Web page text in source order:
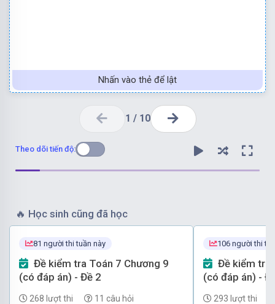
Nhấn vào thẻ để lật
Tập hợp các số hữu tỉ được kí hiệu là Q (x là số hữu tỉ
thì ghi là x ∈ Q )
Chọn đáp án C.
Theo dõi tiến độ:
1 / 10
🔥 Học sinh cũng đã học
81 người thi tuần này
(có đáp án) - Đề 2
268 lượt thi 11 câu hỏi
106 người thi
(có đáp án) -
293 lượt thi